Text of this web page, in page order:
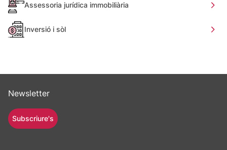
Assessoria jurídica immobiliària
Inversió i sòl
Newsletter
Subscriure's